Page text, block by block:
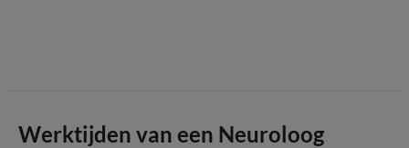
Werktijden van een Neuroloog